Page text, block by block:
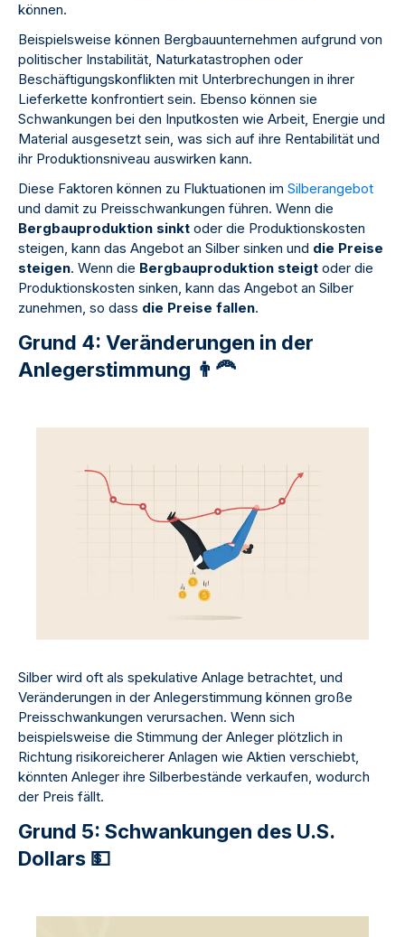
können.
Beispielsweise können Bergbauunternehmen aufgrund von
politischer Instabilität, Naturkatastrophen oder
Beschäftigungskonflikten mit Unterbrechungen in ihrer
Lieferkette konfrontiert sein. Ebenso können sie
Schwankungen bei den Inputkosten wie Arbeit, Energie und
Material ausgesetzt sein, was sich auf ihre Rentabilität und
ihr Produktionsniveau auswirken kann.
Diese Faktoren können zu Fluktuationen im Silberangebot
und damit zu Preisschwankungen führen. Wenn die
Bergbauproduktion sinkt oder die Produktionskosten
steigen, kann das Angebot an Silber sinken und die Preise
steigen. Wenn die Bergbauproduktion steigt oder die
Produktionskosten sinken, kann das Angebot an Silber
zunehmen, so dass die Preise fallen.
Grund 4: Veränderungen in der
Anlegerstimmung 👨🦰
Silber wird oft als spekulative Anlage betrachtet, und
Veränderungen in der Anlegerstimmung können große
Preisschwankungen verursachen. Wenn sich
beispielsweise die Stimmung der Anleger plötzlich in
Richtung risikoreicherer Anlagen wie Aktien verschiebt,
könnten Anleger ihre Silberbestände verkaufen, wodurch
der Preis fällt.
Grund 5: Schwankungen des U.S.
Dollars 💵